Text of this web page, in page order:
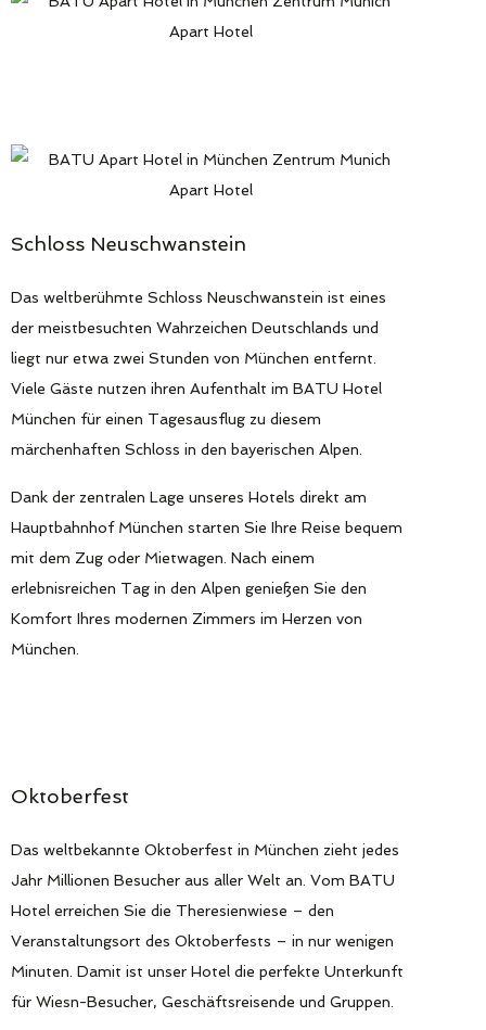
Schloss Neuschwanstein
Das weltberühmte Schloss Neuschwanstein ist eines
der meistbesuchten Wahrzeichen Deutschlands und
liegt nur etwa zwei Stunden von München entfernt.
Viele Gäste nutzen ihren Aufenthalt im BATU Hotel
München für einen Tagesausflug zu diesem
märchenhaften Schloss in den bayerischen Alpen.
Dank der zentralen Lage unseres Hotels direkt am
Hauptbahnhof München starten Sie Ihre Reise bequem
mit dem Zug oder Mietwagen. Nach einem
erlebnisreichen Tag in den Alpen genießen Sie den
Komfort Ihres modernen Zimmers im Herzen von
München.
Oktoberfest
Das weltbekannte Oktoberfest in München zieht jedes
Jahr Millionen Besucher aus aller Welt an. Vom BATU
Hotel erreichen Sie die Theresienwiese – den
Veranstaltungsort des Oktoberfests – in nur wenigen
Minuten. Damit ist unser Hotel die perfekte Unterkunft
für Wiesn-Besucher, Geschäftsreisende und Gruppen.